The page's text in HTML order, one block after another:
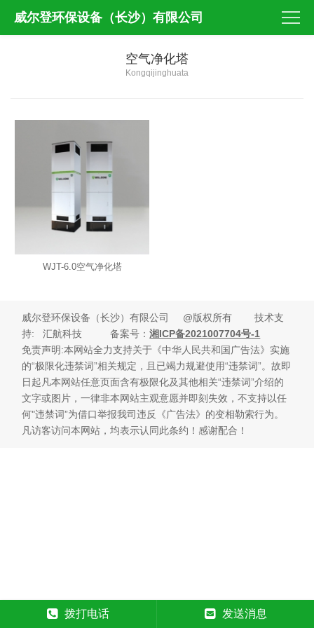
威尔登环保设备（长沙）有限公司
空气净化塔
Kongqijinghuata
WJT-6.0空气净化塔
威尔登环保设备（长沙）有限公司 @版权所有 技术支
持: 汇航科技 备案号：湘ICP备2021007704号-1
免责声明:本网站全力支持关于《中华人民共和国广告法》实施
的“极限化违禁词”相关规定，且已竭力规避使用“违禁词”。故即
日起凡本网站任意页面含有极限化及其他相关“违禁词”介绍的
文字或图片，一律非本网站主观意愿并即刻失效，不支持以任
何"违禁词”为借口举报我司违反《广告法》的变相勒索行为。
凡访客访问本网站，均表示认同此条约！感谢配合！
拨打电话 发送消息